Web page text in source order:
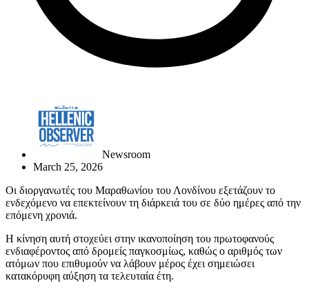
Newsroom
March 25, 2026
Οι διοργανωτές του Μαραθωνίου του Λονδίνου εξετάζουν το
ενδεχόμενο να επεκτείνουν τη διάρκειά του σε δύο ημέρες από την
επόμενη χρονιά.
Η κίνηση αυτή στοχεύει στην ικανοποίηση του πρωτοφανούς
ενδιαφέροντος από δρομείς παγκοσμίως, καθώς ο αριθμός των
ατόμων που επιθυμούν να λάβουν μέρος έχει σημειώσει
κατακόρυφη αύξηση τα τελευταία έτη.